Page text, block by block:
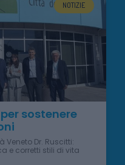
NOTIZIE
sostenere
Veneto Dr. Ruscitti:
e corretti stili di vita